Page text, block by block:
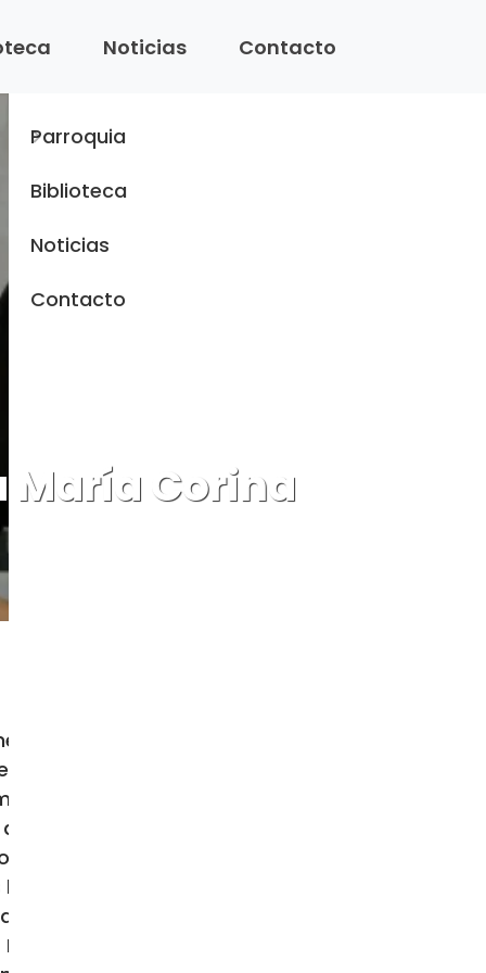
Noticias Contacto
María Corina
María Corina Machado, en
fue añadido a la agenda del
el Vaticano no ha difundido
de carácter reservado.
destacada en la denuncia de la
captura de Nicolás Maduro en la
calibró sus opciones y por
previsto que esta semana la
Parroquia
Biblioteca
Noticias
Contacto